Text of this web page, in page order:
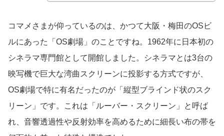
コマメさまが仰っているのは、かつて大阪・梅田のOSビ
ルにあった「OS劇場」のことですね。1962年に日本初の
シネラマ専門館として開館しました。シネラマとは3台の
映写機で巨大な湾曲スクリーンに投影する方式ですが、
OS劇場で特に有名だったのが「縦型ブラインド状のスク
リーン」です。これは「ルーバー・スクリーン」と呼ば
れ、音響透過性や反射効率を高めるために細長い布の帯を